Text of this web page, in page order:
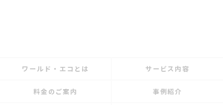
ワールド・エコとは サービス内容
料金のご案内 事例紹介